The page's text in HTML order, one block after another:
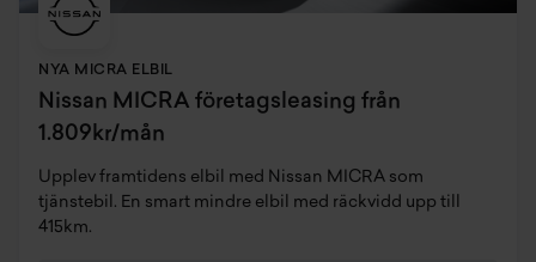
NYA MICRA ELBIL
Nissan MICRA företagsleasing från
1.809kr/mån
Upplev framtidens elbil med Nissan MICRA som
tjänstebil. En smart mindre elbil med räckvidd upp till
415km.